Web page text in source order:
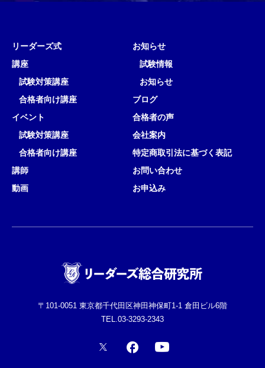
リーダーズ式
講座
試験対策講座
合格者向け講座
イベント
試験対策講座
合格者向け講座
講師
動画
お知らせ
試験情報
お知らせ
ブログ
合格者の声
会社案内
特定商取引法に基づく表記
お問い合わせ
お申込み
〒101-0051 東京都千代田区神田神保町1-1 倉田ビル6階
TEL.03-3293-2343